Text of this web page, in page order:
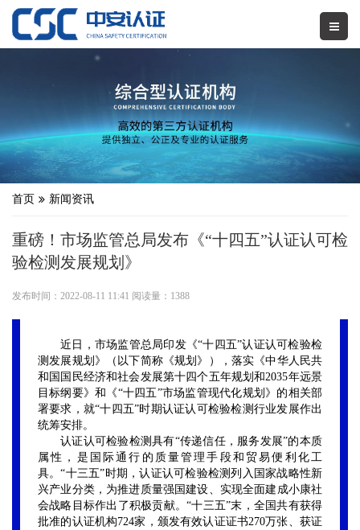
首页 新闻资讯
重磅！市场监管总局发布《“十四五”认证认可检
验检测发展规划》
发布时间：2022-08-11 11:41 阅读量：1388
近日，市场监管总局印发《“十四五”认证认可检验检
测发展规划》（以下简称《规划》），落实《中华人民共
和国国民经济和社会发展第十四个五年规划和2035年远景
目标纲要》和《“十四五”市场监管现代化规划》的相关部
署要求，就“十四五”时期认证认可检验检测行业发展作出
统筹安排。
认证认可检验检测具有“传递信任，服务发展”的本质
属性，是国际通行的质量管理手段和贸易便利化工
具。“十三五”时期，认证认可检验检测列入国家战略性新
兴产业分类，为推进质量强国建设、实现全面建成小康社
会战略目标作出了积极贡献。“十三五”末，全国共有获得
批准的认证机构724家，颁发有效认证证书270万张、获证